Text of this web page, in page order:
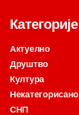
Категорије
Актуелно
Друштво
Култура
Некатегорисано
СНП